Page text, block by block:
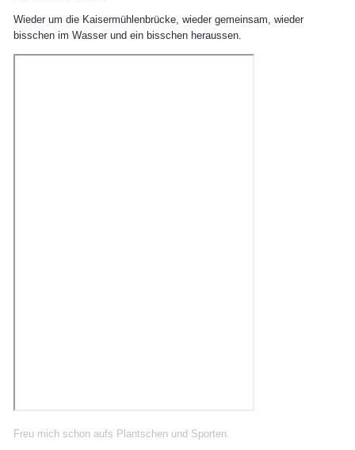
Wieder um die Kaisermühlenbrücke, wieder gemeinsam, wieder
bisschen im Wasser und ein bisschen heraussen.
Freu mich schon aufs Plantschen und Sporten.